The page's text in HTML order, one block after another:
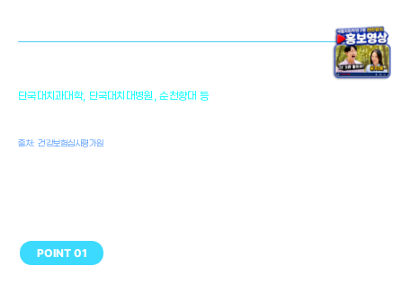
단국대치과대학, 단국대치대병원, 순천향대 등
출처: 건강보험심사평가원
POINT 01